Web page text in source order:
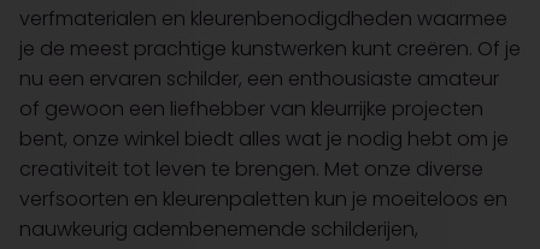
verfmaterialen en kleurenbenodigdheden waarmee
je de meest prachtige kunstwerken kunt creëren. Of je
nu een ervaren schilder, een enthousiaste amateur
of gewoon een liefhebber van kleurrijke projecten
bent, onze winkel biedt alles wat je nodig hebt om je
creativiteit tot leven te brengen. Met onze diverse
verfsoorten en kleurenpaletten kun je moeiteloos en
nauwkeurig adembenemende schilderijen,